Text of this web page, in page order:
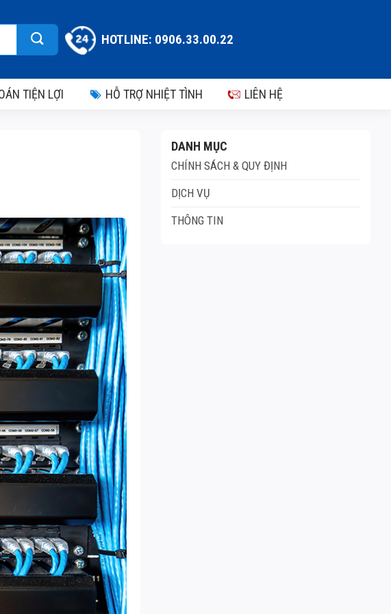
HOTLINE: 0906.33.00.22
TIỆN LỢI HỖ TRỢ NHIỆT TÌNH LIÊN HỆ
DANH MỤC
CHÍNH SÁCH & QUY ĐỊNH
DỊCH VỤ
THÔNG TIN